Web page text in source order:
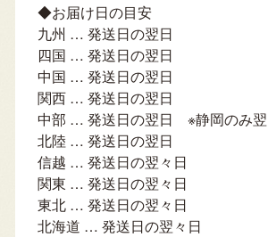
◆お届け日の目安
九州 … 発送日の翌日
四国 … 発送日の翌日
中国 … 発送日の翌日
関西 … 発送日の翌日
中部 … 発送日の翌日 ※静岡のみ翌
北陸 … 発送日の翌日
信越 … 発送日の翌々日
関東 … 発送日の翌々日
東北 … 発送日の翌々日
北海道 … 発送日の翌々日